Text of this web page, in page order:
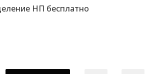
НП бесплатно